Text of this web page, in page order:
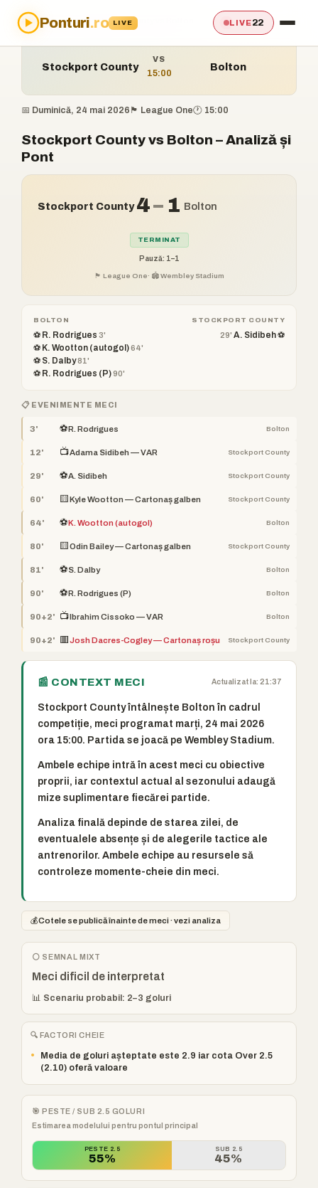
Ponturi.ro LIVE LIVE22
Acasă›Ponturi›Stockport County vs Bolton
Stockport County
VS
15:00
Bolton
📅 Duminică, 24 mai 2026 🏴󠁧󠁢󠁥󠁮󠁧󠁿 League One🕐 15:00
Stockport County vs Bolton – Analiză și
Pont
Stockport County 4– 1 Bolton
TERMINAT
Pauză: 1–1
🏴󠁧󠁢󠁥󠁮󠁧󠁿 League One· 🏟️ Wembley Stadium
BOLTON
⚽ R. Rodrigues 3'
⚽ K. Wootton (autogol)64'
⚽ S. Dalby81'
⚽ R. Rodrigues (P)90'
STOCKPORT COUNTY
29' A. Sidibeh ⚽
📋 EVENIMENTE MECI
3' ⚽R. Rodrigues Bolton
12' 📺Adama Sidibeh — VAR Stockport County
29' ⚽A. Sidibeh Stockport County
60' 🟨 Kyle Wootton — Cartonaș galben Stockport County
64' ⚽K. Wootton (autogol) Bolton
80' 🟨 Odin Bailey — Cartonaș galben Stockport County
81' ⚽S. Dalby Bolton
90' ⚽R. Rodrigues (P) Bolton
90+2' 📺Ibrahim Cissoko — VAR Bolton
90+2' 🟥Josh Dacres-Cogley — Cartonaș roșu Stockport County
📰 CONTEXT MECI Actualizat la: 21:37
Stockport County întâlnește Bolton în cadrul
competiție, meci programat marți, 24 mai 2026
ora 15:00. Partida se joacă pe Wembley Stadium.
Ambele echipe intră în acest meci cu obiective
proprii, iar contextul actual al sezonului adaugă
mize suplimentare fiecărei partide.
Analiza finală depinde de starea zilei, de
eventualele absențe și de alegerile tactice ale
antrenorilor. Ambele echipe au resursele să
controleze momente-cheie din meci.
💰Cotele se publică înainte de meci · vezi analiza
⚪ SEMNAL MIXT
Meci dificil de interpretat
📊 Scenariu probabil: 2–3 goluri
🔍 FACTORI CHEIE
•
Media de goluri așteptate este 2.9 iar cota Over 2.5
(2.10) oferă valoare
🎯 PESTE / SUB 2.5 GOLURI
Estimarea modelului pentru pontul principal
PESTE 2.5
55%
SUB 2.5
45%